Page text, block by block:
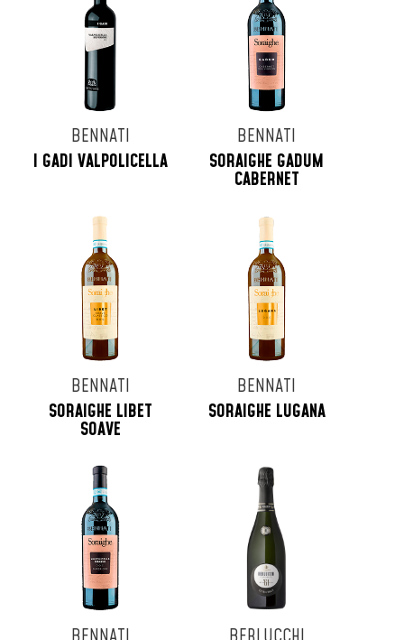
BENNATI
I GADI VALPOLICELLA
BENNATI
SORAIGHE GADUM
CABERNET
BENNATI
SORAIGHE LIBET
SOAVE
BENNATI
SORAIGHE LUGANA